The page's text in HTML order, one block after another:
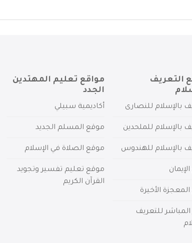
التعريف
بالإسلام للنصارى
بالإسلام للملحدين
بالإسلام للهندوس
الأخيرة
المباشر للتعريف
مواقع تعليم المهتدين
الجدد
أكاديمية سبيلي
موقع المسلم الجديد
موقع الصلاة في الإسلام
موقع تعليم تفسير وتجويد
القرآن الكريم